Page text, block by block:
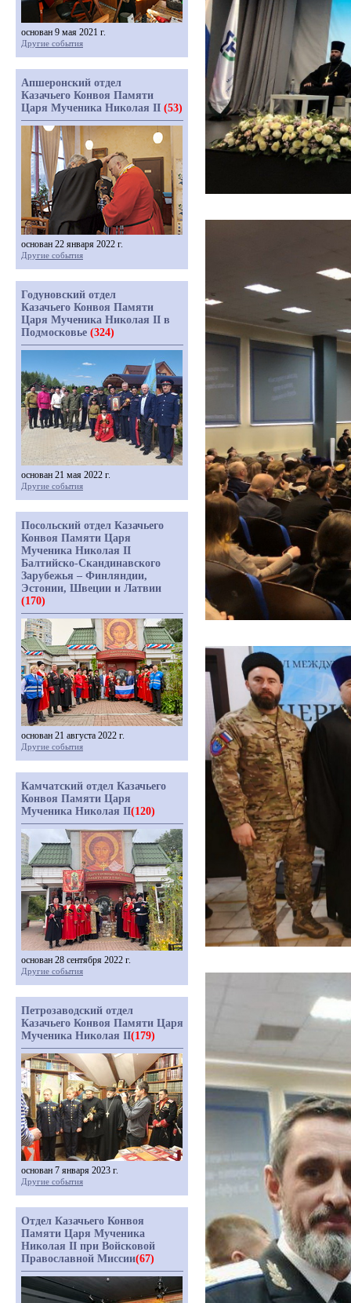
основан 9 мая 2021 г.
Другие события
Апшеронский отдел
Казачьего Конвоя Памяти
Царя Мученика Николая II (53)
основан 22 января 2022 г.
Другие события
Годуновский отдел
Казачьего Конвоя Памяти
Царя Мученика Николая II в
Подмосковье (324)
основан 21 мая 2022 г.
Другие события
Посольский отдел Казачьего
Конвоя Памяти Царя
Мученика Николая II
Балтийско-Скандинавского
Зарубежья – Финляндии,
Эстонии, Швеции и Латвии
(170)
основан 21 августа 2022 г.
Другие события
Камчатский отдел Казачьего
Конвоя Памяти Царя
Мученика Николая II(120)
основан 28 сентября 2022 г.
Другие события
Петрозаводский отдел
Казачьего Конвоя Памяти Царя
Мученика Николая II(179)
основан 7 января 2023 г.
Другие события
Отдел Казачьего Конвоя
Памяти Царя Мученика
Николая II при Войсковой
Православной Миссии(67)